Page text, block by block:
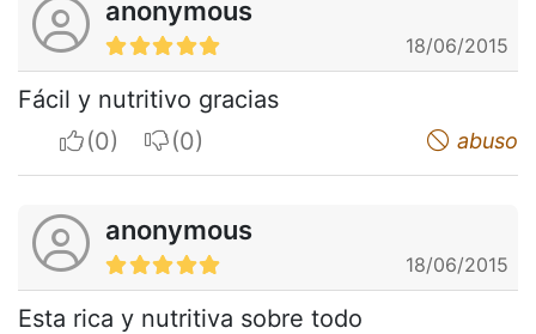
anonymous
18/06/2015
Fácil y nutritivo gracias
I apreciateI do not appreciate abuso
anonymous
18/06/2015
Esta rica y nutritiva sobre todo